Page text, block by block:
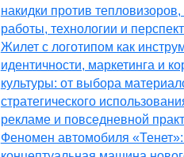
накидки против
работы, технологии и
Жилет с логотипом как
идентичности, маркетинга и
культуры: от выбора
стратегического
рекламе и повседневной
Феномен автомобиля «Тенет»: